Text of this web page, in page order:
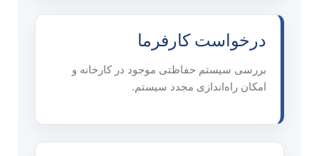
درخواست کارفرما
بررسی سیستم حفاظتی موجود در کارخانه و
امکان راه‌اندازی مجدد سیستم.